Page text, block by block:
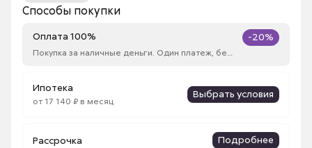
Способы покупки
Оплата 100%
Покупка за наличные деньги. Один платеж, без рассрочки
-20%
Ипотека
от 17 140 ₽ в месяц
Выбрать условия
Рассрочка Подробнее